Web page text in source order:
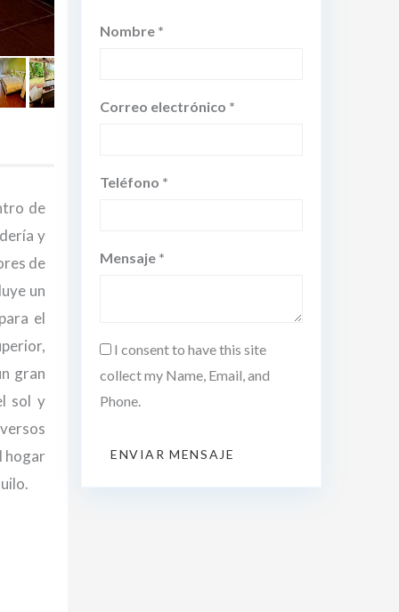
de
y
de
un
el
gran
sol y
hogar
Nombre *
Correo electrónico *
Teléfono *
Mensaje *
I consent to have this site
collect my Name, Email, and
Phone.
ENVIAR MENSAJE